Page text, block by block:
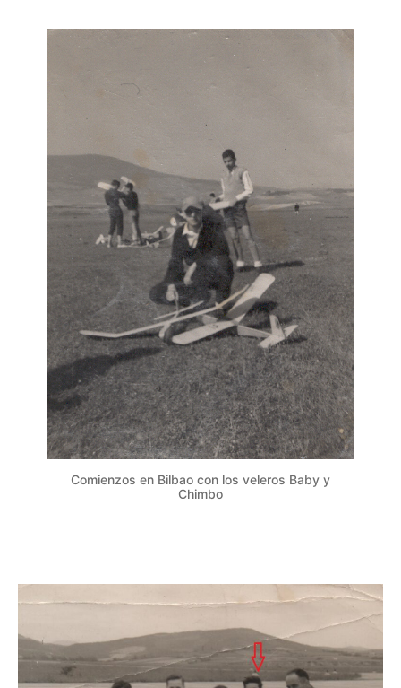
Comienzos en Bilbao con los veleros Baby y
Chimbo